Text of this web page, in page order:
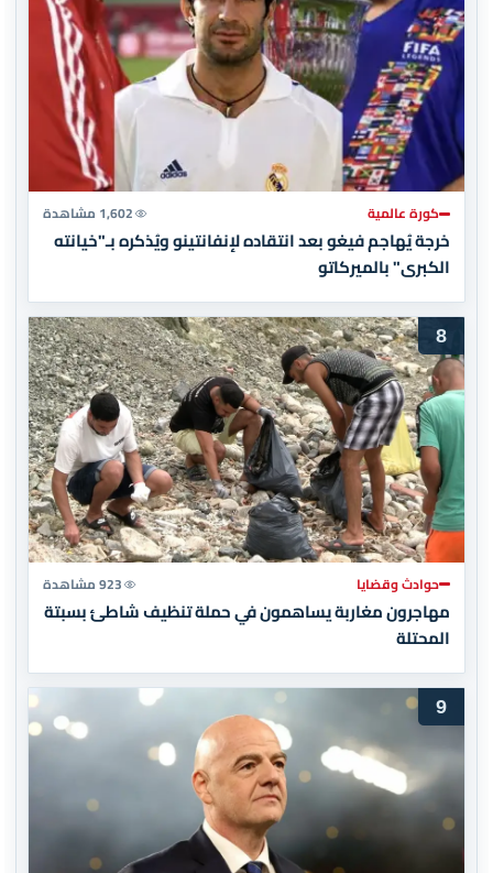
كورة عالمية 1,602 مشاهدة
خرجة يُهاجم فيغو بعد انتقاده لإنفانتينو ويُذكره بـ"خيانته
الكبرى" بالميركاتو
8
حوادث وقضايا 923 مشاهدة
مهاجرون مغاربة يساهمون في حملة تنظيف شاطئ بسبتة
المحتلة
9